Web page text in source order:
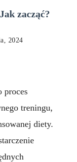
zacząć?
2024
proces
treningu,
diety.